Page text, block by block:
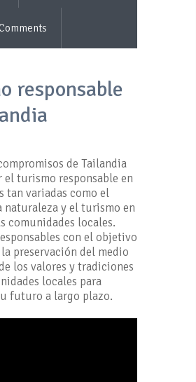
responsable
de Tailandia
el turismo responsable en
tan variadas como el
naturaleza y el turismo en
comunidades locales.
con el objetivo
preservación del medio
los valores y tradiciones
locales para
futuro a largo plazo.